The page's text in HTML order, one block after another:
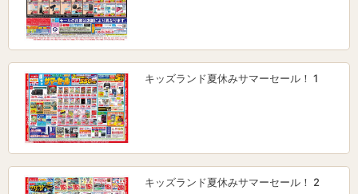
キッズランド夏休みサマーセール！ 1
キッズランド夏休みサマーセール！ 2